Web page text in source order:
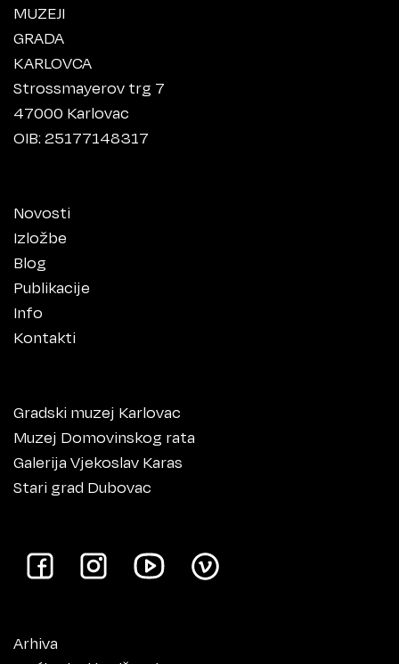
MUZEJI
GRADA
KARLOVCA
Strossmayerov trg 7
47000 Karlovac
OIB: 25177148317
Novosti
Izložbe
Blog
Publikacije
Info
Kontakti
Gradski muzej Karlovac
Muzej Domovinskog rata
Galerija Vjekoslav Karas
Stari grad Dubovac
Arhiva